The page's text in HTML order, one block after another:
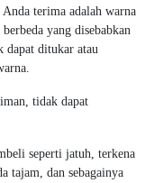
terima adalah warna
yang disebabkan
dapat ditukar atau
tidak dapat
seperti jatuh, terkena
tajam, dan sebagainya